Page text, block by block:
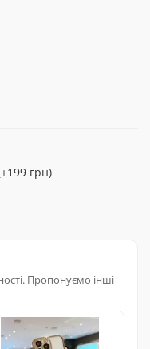
грн)
Пропонуємо інші